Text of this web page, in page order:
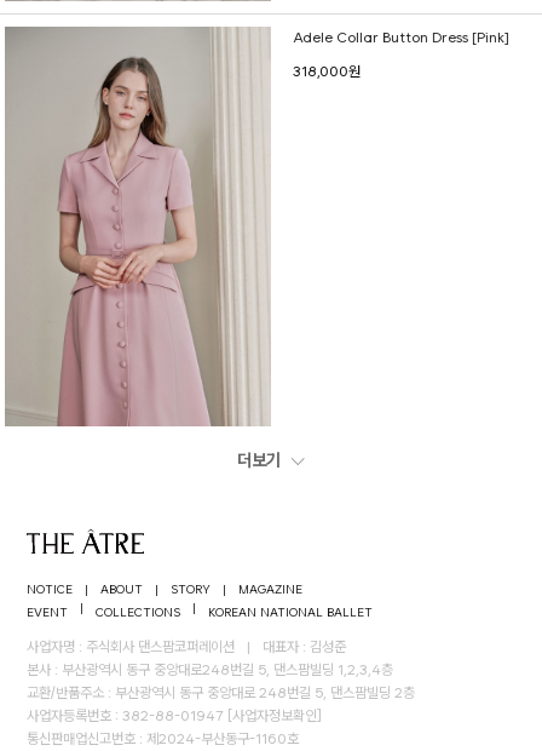
Adele Collar Button Dress [Pink]
318,000원
더보기
NOTICE | ABOUT | STORY |
MAGAZINE
EVENT
| COLLECTIONS | KOREAN NATIONAL BALLET
사업자명 : 주식회사 댄스팜코퍼레이션 |
대표자 : 김성준
본사 : 부산광역시 동구 중앙대로248번길 5, 댄스팜빌딩 1,2,3,4층
교환/반품주소 : 부산광역시 동구 중앙대로 248번길 5, 댄스팜빌딩 2층
사업자등록번호 : 382-88-01947 [사업자정보확인]
통신판매업신고번호 : 제2024-부산동구-1160호